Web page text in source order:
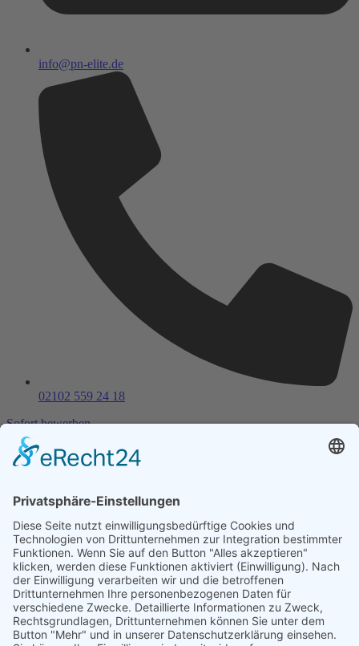
info@pn-elite.de
02102 559 24 18
Sofort bewerben
Unternehmen
Bewerber
Pflegeeinrichtungen
Outplacement
Über uns
Kontakt
Stellenangebote
Bewerber
Karrierecoaching